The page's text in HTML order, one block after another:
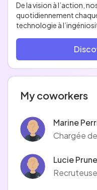
De la vision à l’action,
quotidiennement
technologie à
Venez vivre l’expérience
My coworkers
Marine
Chargée
Lucie
Recruteuse